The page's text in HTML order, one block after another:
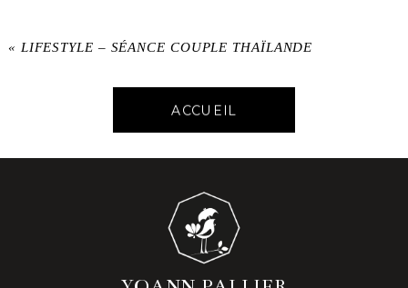
« LIFESTYLE – SÉANCE COUPLE THAÏLANDE
ACCUEIL